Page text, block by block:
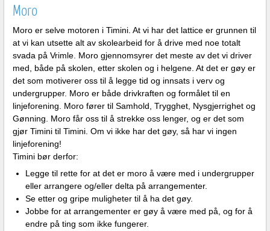
Moro
Moro er selve motoren i Timini. At vi har det lattice er grunnen til
at vi kan utsette alt av skolearbeid for å drive med noe totalt
svada på Vrimle. Moro gjennomsyrer det meste av det vi driver
med, både på skolen, etter skolen og i helgene. At det er gøy er
det som motiverer oss til å legge tid og innsats i verv og
undergrupper. Moro er både drivkraften og formålet til en
linjeforening. Moro fører til Samhold, Trygghet, Nysgjerrighet og
Gønning. Moro får oss til å strekke oss lenger, og er det som
gjør Timini til Timini. Om vi ikke har det gøy, så har vi ingen
linjeforening!
Timini bør derfor:
Legge til rette for at det er moro å være med i undergrupper
eller arrangere og/eller delta på arrangementer.
Se etter og gripe muligheter til å ha det gøy.
Jobbe for at arrangementer er gøy å være med på, og for å
endre på ting som ikke fungerer.